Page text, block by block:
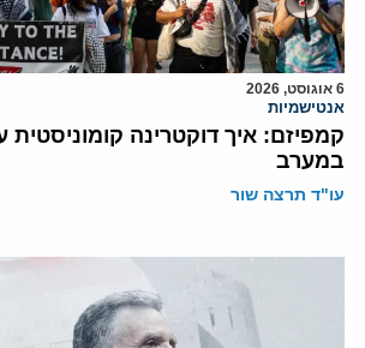
6 אוגוסט, 2026
אנטישמיות
קמפיזם: איך דוקטרינה
במערב
עו"ד תרצה שור